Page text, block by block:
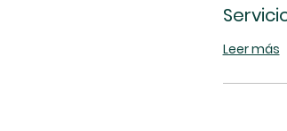
Leer más